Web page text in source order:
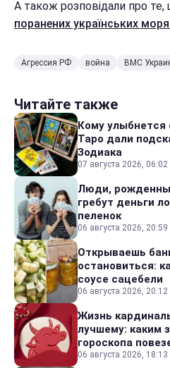
А також розповідали про те,
поранених українських
Агрессия РФ война ВМС
Читайте также
Кому улыбнется
Таро дали
Зодиака
07 августа 2026, 06:02
Люди,
гребут деньги
пеленок
06 августа 2026, 20:59
Открываешь
остановиться:
соусе сацебели
06 августа 2026, 20:12
Жизнь
лучшему: каким
гороскопа
06 августа 2026, 18:13